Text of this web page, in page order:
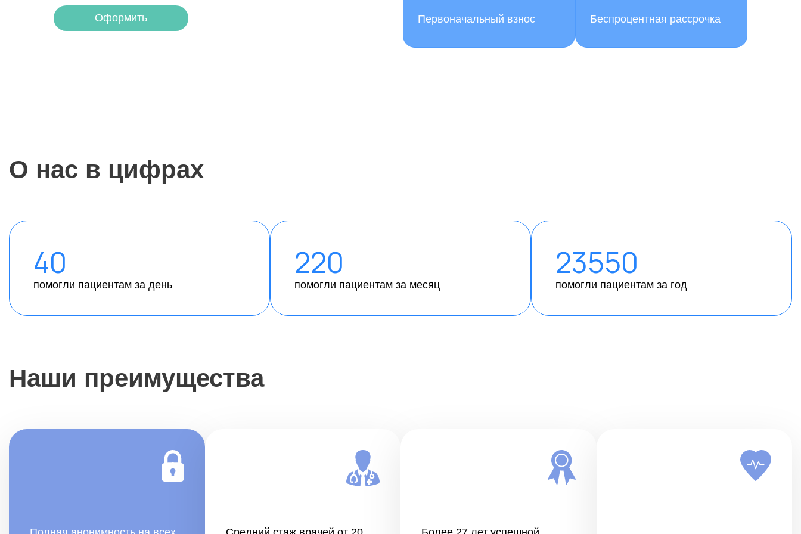
Оформить Первоначальный взнос Беспроцентная рассрочка
О нас в цифрах
40
помогли пациентам за день
220
помогли пациентам за месяц
23550
помогли пациентам за год
Наши преимущества